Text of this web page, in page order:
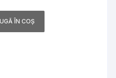
ÎN COȘ